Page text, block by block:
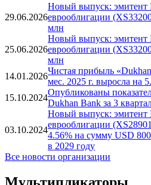
29.06.2026
Новый выпуск: эмитент
еврооблигации
млн
25.06.2026
Новый выпуск: эмитент
еврооблигации
млн
14.01.2026
Чистая прибыль
мес. 2025 г. выросла на
15.10.2024
Опубликованы
Dukhan Bank за 3
03.10.2024
Новый выпуск: эмитент
еврооблигации
4.56% на сумму USD
в 2029 году
Все новости организации
Мультипликаторы